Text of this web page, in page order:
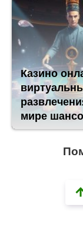
Казино
мире